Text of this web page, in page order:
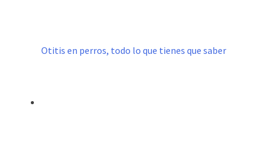
Otitis en perros, todo lo que tienes que saber